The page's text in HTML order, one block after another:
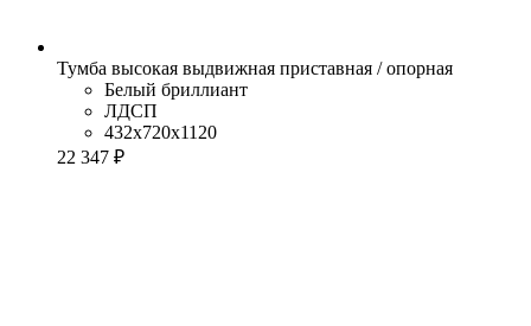
Тумба высокая выдвижная приставная / опорная
Белый бриллиант
ЛДСП
432x720x1120
22 347 ₽